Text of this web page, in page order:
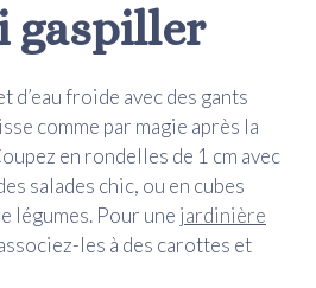
gaspiller
d’eau froide avec des gants
comme par magie après la
en rondelles de 1 cm avec
salades chic, ou en cubes
légumes. Pour une jardinière
les à des carottes et